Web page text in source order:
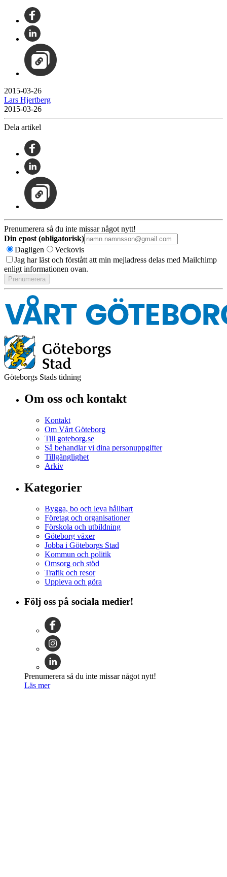
2015-03-26
Lars Hjertberg
2015-03-26
Dela artikel
Prenumerera så du inte missar något nytt!
Din epost (obligatorisk)
Dagligen
Veckovis
Jag har läst och förstått att min mejladress delas med Mailchimp
enligt informationen ovan.
Göteborgs Stads tidning
Om oss och kontakt
Kontakt
Om Vårt Göteborg
Till goteborg.se
Så behandlar vi dina personuppgifter
Tillgänglighet
Arkiv
Kategorier
Bygga, bo och leva hållbart
Företag och organisationer
Förskola och utbildning
Göteborg växer
Jobba i Göteborgs Stad
Kommun och politik
Omsorg och stöd
Trafik och resor
Uppleva och göra
Följ oss på sociala medier!
Prenumerera så du inte missar något nytt!
Läs mer